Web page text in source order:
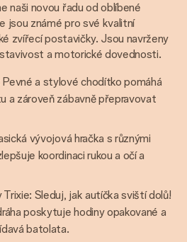
naši novou řadu od oblíbené
jsou známé pro své kvalitní
zvířecí postavičky. Jsou navrženy
a motorické dovednosti.
a stylové chodítko pomáhá
a zároveň zábavně přepravovat
vývojová hračka s různými
koordinaci rukou a očí a
Trixie: Sleduj, jak autíčka sviští dolů!
poskytuje hodiny opakované a
batolata.